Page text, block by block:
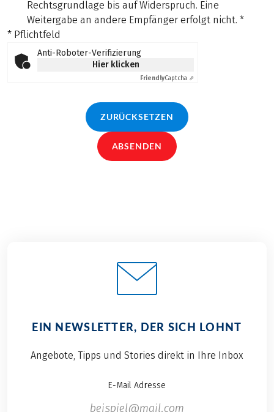
Rechtsgrundlage bis auf Widerspruch. Eine
Weitergabe an andere Empfänger erfolgt nicht. *
* Pflichtfeld
Anti-Roboter-Verifizierung
Hier klicken
FriendlyCaptcha ⇗
ZURÜCKSETZEN
ABSENDEN
EIN NEWSLETTER, DER SICH LOHNT
Angebote, Tipps und Stories direkt in Ihre Inbox
E-Mail Adresse